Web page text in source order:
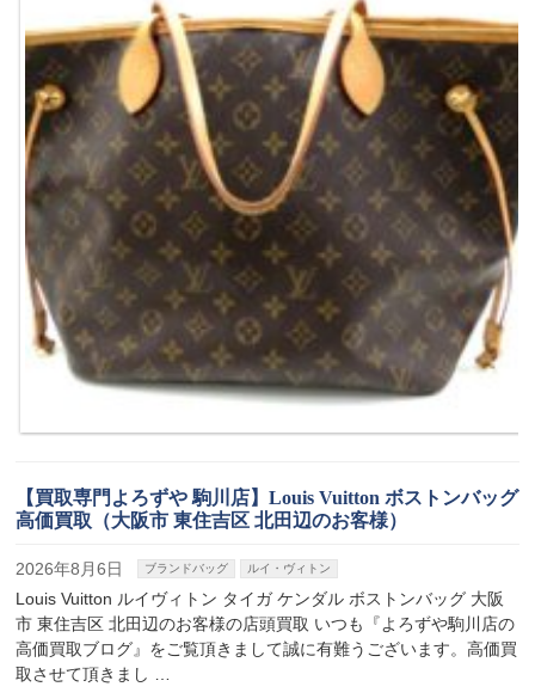
【買取専門よろずや 駒川店】Louis Vuitton ボストンバッグ
高価買取（大阪市 東住吉区 北田辺のお客様）
2026年8月6日 ブランドバッグ ルイ・ヴィトン
Louis Vuitton ルイヴィトン タイガ ケンダル ボストンバッグ 大阪
市 東住吉区 北田辺のお客様の店頭買取 いつも『よろずや駒川店の
高価買取ブログ』をご覧頂きまして誠に有難うございます。高価買
取させて頂きまし …